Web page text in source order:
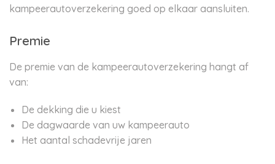
kampeerautoverzekering goed op elkaar aansluiten.
Premie
De premie van de kampeerautoverzekering hangt af
van:
De dekking die u kiest
De dagwaarde van uw kampeerauto
Het aantal schadevrije jaren